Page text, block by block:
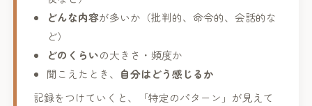
どんな内容が多いか（批判的、命令的、会話的な
ど）
どのくらいの大きさ・頻度か
聞こえたとき、 自分はどう感じるか
記録をつけていくと、「特定のパターン」が見えて